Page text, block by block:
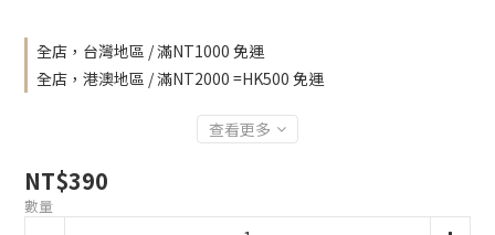
全店，台灣地區 / 滿NT1000 免運
全店，港澳地區 / 滿NT2000 =HK500 免運
查看更多
NT$390
數量